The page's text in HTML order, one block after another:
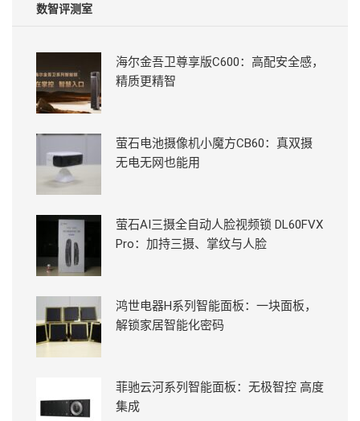
数智评测室
海尔金吾卫尊享版C600：高配安全感，
精质更精智
萤石电池摄像机小魔方CB60：真双摄
无电无网也能用
萤石AI三摄全自动人脸视频锁 DL60FVX
Pro：加持三摄、掌纹与人脸
鸿世电器H系列智能面板：一块面板，
解锁家居智能化密码
菲驰云河系列智能面板：无极智控 高度
集成